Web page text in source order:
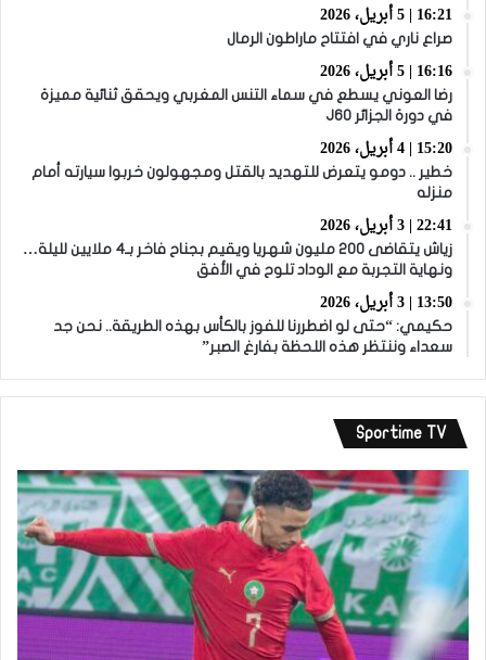
16:21 | 5 أبريل، 2026
صراع ناري في افتتاح ماراطون الرمال
16:16 | 5 أبريل، 2026
رضا العوني يسطع في سماء التنس المغربي ويحقق ثنائية مميزة
في دورة الجزائر J60
15:20 | 4 أبريل، 2026
خطير .. دومو يتعرض للتهديد بالقتل ومجهولون خربوا سيارته أمام
منزله
22:41 | 3 أبريل، 2026
زياش يتقاضى 200 مليون شهريا ويقيم بجناح فاخر بـ4 ملايين لليلة…
ونهاية التجربة مع الوداد تلوح في الأفق
13:50 | 3 أبريل، 2026
حكيمي: “حتى لو اضطررنا للفوز بالكأس بهذه الطريقة.. نحن جد
سعداء وننتظر هذه اللحظة بفارغ الصبر”
Sportime TV